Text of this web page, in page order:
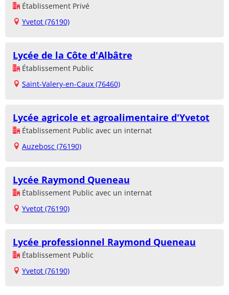
Établissement Privé
Yvetot (76190)
Lycée de la Côte d'Albâtre
Établissement Public
Saint-Valery-en-Caux (76460)
Lycée agricole et agroalimentaire d'Yvetot
Établissement Public avec un internat
Auzebosc (76190)
Lycée Raymond Queneau
Établissement Public avec un internat
Yvetot (76190)
Lycée professionnel Raymond Queneau
Établissement Public
Yvetot (76190)